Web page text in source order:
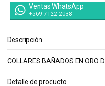
Ventas WhatsApp
+569 7122 2038
Descripción
COLLARES BAÑADOS EN ORO
Detalle de producto